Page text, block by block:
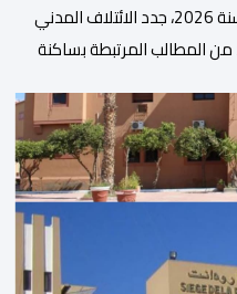
مع اقتراب الاستحقاقات التشريعية لسنة 2026، جدد الائتلاف المدني
المطالب المرتبطة بساكنة
الأحزاب السياسية، إلى ادراج 10 التزامات ضمن برامجها الانتخابية
الجبلية والانتقال من